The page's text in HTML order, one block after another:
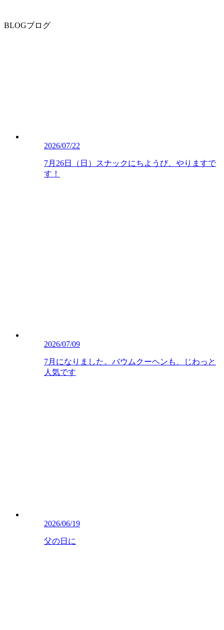
BLOGブログ
2026/07/22
7月26日（日）スナックにちようび、やりますで
す！
2026/07/09
7月になりました。バウムクーヘンも、じわっと
人気です
2026/06/19
父の日に